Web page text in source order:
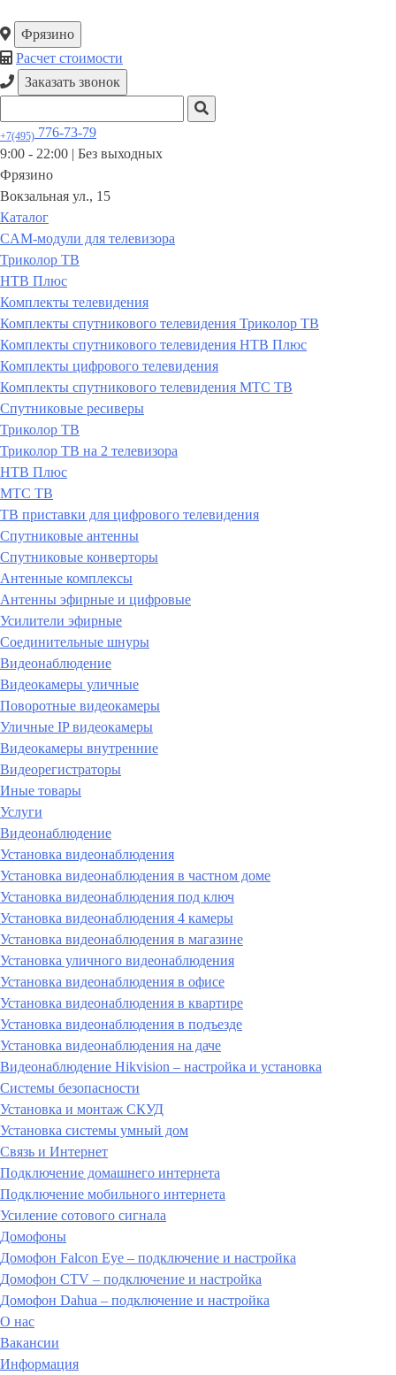
Фрязино
Расчет стоимости
Заказать звонок
+7(495) 776-73-79
9:00 - 22:00 | Без выходных
Фрязино
Вокзальная ул., 15
Каталог
CAM-модули для телевизора
Триколор ТВ
НТВ Плюс
Комплекты телевидения
Комплекты спутникового телевидения Триколор ТВ
Комплекты спутникового телевидения НТВ Плюс
Комплекты цифрового телевидения
Комплекты спутникового телевидения МТС ТВ
Спутниковые ресиверы
Триколор ТВ
Триколор ТВ на 2 телевизора
НТВ Плюс
МТС ТВ
ТВ приставки для цифрового телевидения
Спутниковые антенны
Спутниковые конверторы
Антенные комплексы
Антенны эфирные и цифровые
Усилители эфирные
Соединительные шнуры
Видеонаблюдение
Видеокамеры уличные
Поворотные видеокамеры
Уличные IP видеокамеры
Видеокамеры внутренние
Видеорегистраторы
Иные товары
Услуги
Видеонаблюдение
Установка видеонаблюдения
Установка видеонаблюдения в частном доме
Установка видеонаблюдения под ключ
Установка видеонаблюдения 4 камеры
Установка видеонаблюдения в магазине
Установка уличного видеонаблюдения
Установка видеонаблюдения в офисе
Установка видеонаблюдения в квартире
Установка видеонаблюдения в подъезде
Установка видеонаблюдения на даче
Видеонаблюдение Hikvision – настройка и установка
Системы безопасности
Установка и монтаж СКУД
Установка системы умный дом
Связь и Интернет
Подключение домашнего интернета
Подключение мобильного интернета
Усиление сотового сигнала
Домофоны
Домофон Falcon Eye – подключение и настройка
Домофон CTV – подключение и настройка
Домофон Dahua – подключение и настройка
О нас
Вакансии
Информация